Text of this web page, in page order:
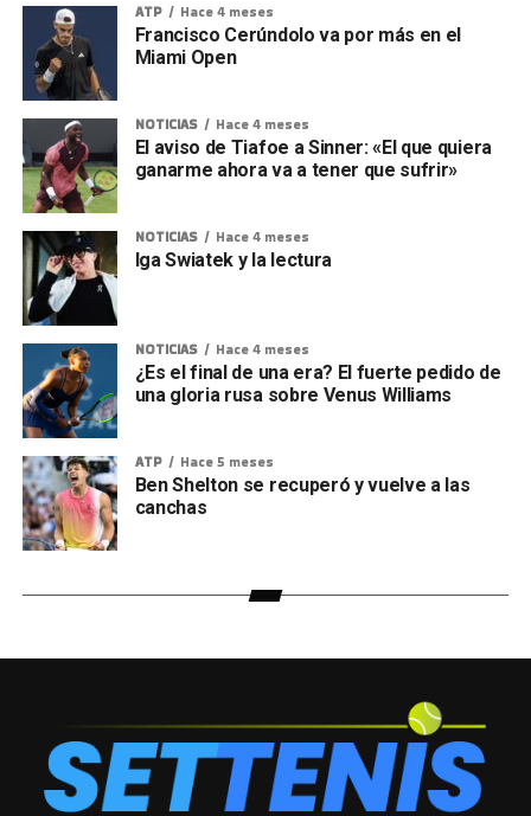
ATP Hace 4 meses
Francisco Cerúndolo va por más en el
Miami Open
NOTICIAS Hace 4 meses
El aviso de Tiafoe a Sinner: «El que quiera
ganarme ahora va a tener que sufrir»
NOTICIAS Hace 4 meses
Iga Swiatek y la lectura
NOTICIAS Hace 4 meses
¿Es el final de una era? El fuerte pedido de
una gloria rusa sobre Venus Williams
ATP Hace 5 meses
Ben Shelton se recuperó y vuelve a las
canchas